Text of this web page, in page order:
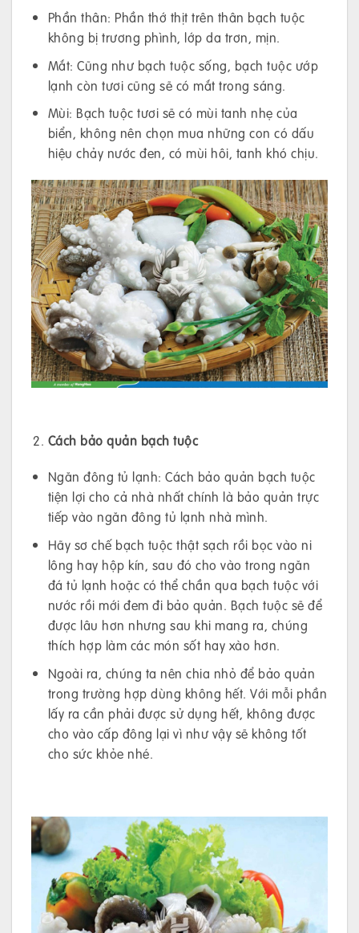
Phần thân: Phần thớ thịt trên thân bạch tuộc
không bị trương phình, lớp da trơn, mịn.
Mắt: Cũng như bạch tuộc sống, bạch tuộc ướp
lạnh còn tươi cũng sẽ có mắt trong sáng.
Mùi: Bạch tuộc tươi sẽ có mùi tanh nhẹ của
biển, không nên chọn mua những con có dấu
hiệu chảy nước đen, có mùi hôi, tanh khó chịu.
Cách bảo quản bạch tuộc
Ngăn đông tủ lạnh: Cách bảo quản bạch tuộc
tiện lợi cho cả nhà nhất chính là bảo quản trực
tiếp vào ngăn đông tủ lạnh nhà mình.
Hãy sơ chế bạch tuộc thật sạch rồi bọc vào ni
lông hay hộp kín, sau đó cho vào trong ngăn
đá tủ lạnh hoặc có thể chần qua bạch tuộc với
nước rồi mới đem đi bảo quản. Bạch tuộc sẽ để
được lâu hơn nhưng sau khi mang ra, chúng
thích hợp làm các món sốt hay xào hơn.
Ngoài ra, chúng ta nên chia nhỏ để bảo quản
trong trường hợp dùng không hết. Với mỗi phần
lấy ra cần phải được sử dụng hết, không được
cho vào cấp đông lại vì như vậy sẽ không tốt
cho sức khỏe nhé.